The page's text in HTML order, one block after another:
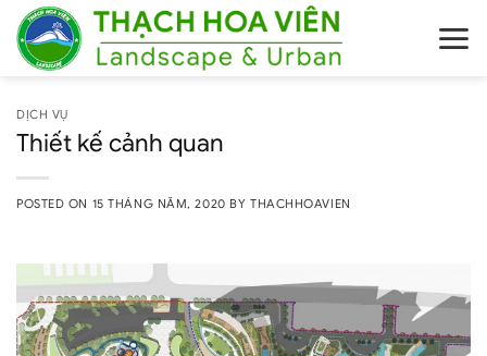
Skip
content
DỊCH VỤ
Thiết kế cảnh quan
POSTED ON 15 THÁNG NĂM, 2020 BY THACHHOAVIEN